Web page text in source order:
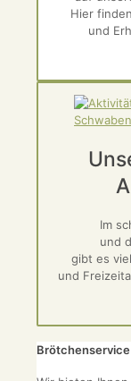
Hier
und
Im
und
gibt es
und
Brötchenservice